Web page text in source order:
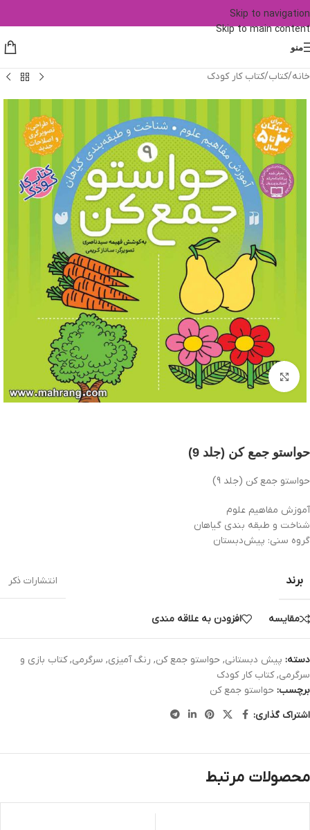
Skip to navigation
Skip to main content
منو
خانه/کتاب/کتاب کار کودک
بزرگنمایی تصویر
حواستو جمع کن (جلد 9)
حواستو جمع کن (جلد 9)
آموزش مفاهیم علوم
شناخت و طبقه بندی گیاهان
گروه سنی: پيش‌دبستان
برند انتشارات ذکر
مقایسه افزودن به علاقه مندی
دسته: پیش دبستانی, حواستو جمع کن, رنگ آمیزی, سرگرمی, کتاب بازی و
سرگرمی, کتاب کار کودک
برچسب: حواستو جمع کن
اشتراک گذاری:
محصولات مرتبط